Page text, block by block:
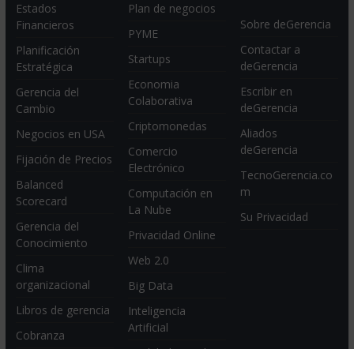
Estados
Financieros
Planificación
Estratégica
Gerencia del
Cambio
Negocios en USA
Fijación de Precios
Balanced
Scorecard
Gerencia del
Conocimiento
Clima
organizacional
Libros de gerencia
Cobranza
Plan de negocios
PYME
Startups
Economia
Colaborativa
Criptomonedas
Comercio
Electrónico
Computación en
La Nube
Privacidad Online
Web 2.0
Big Data
Inteligencia
Artificial
Sobre deGerencia
Contactar a
deGerencia
Escribir en
deGerencia
Aliados
deGerencia
TecnoGerencia.co
m
Su Privacidad